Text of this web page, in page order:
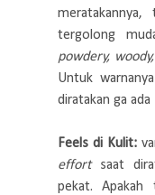
tergolong
powdery,
Untuk
diratakan ga
Feels di Kulit:
effort saat
pekat. Apakah